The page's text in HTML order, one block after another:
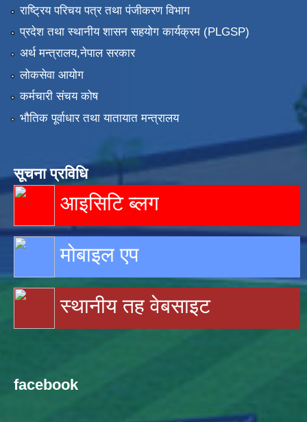
राष्ट्रिय परिचय पत्र तथा पंजीकरण विभाग
प्रदेश तथा स्थानीय शासन सहयोग कार्यक्रम (PLGSP)
अर्थ मन्त्रालय,नेपाल सरकार
लोकसेवा आयोग
कर्मचारी संचय कोष
भौतिक पूर्वाधार तथा यातायात मन्त्रालय
सूचना प्रविधि
आइसिटि ब्लग
मोबाइल एप
स्थानीय तह वेबसाइट
facebook